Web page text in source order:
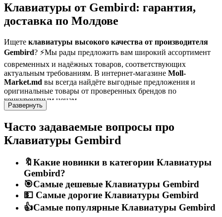
Клавиатуры от Gembird: гарантия,
доставка по Молдове
Ищете клавиатуры высокого качества от производителя
Gembird? ⚡Мы рады предложить вам широкий ассортимент
современных и надёжных товаров, соответствующих
актуальным требованиям. В интернет-магазине Moll-
Market.md вы всегда найдёте выгодные предложения и
оригинальные товары от проверенных брендов по
конкурентным ценам.
стандарты качества и инновации.Клавиатурыиз нашего
ассортимента тщательно отобраны, чтобы обеспечить
эффективное, безопасное и долговечное использование.
профессионального применения — у нас есть подходящие
решения.
⏰ Мы доставляем быстро и надёжно по всей Молдове —
включая Кишинёв, Бельцы, Кагул, Орхей, Единеци другие
города и сёла. Мы заботимся о том, чтобы каждый заказ был
доставлен в наилучшем виде, с правильной упаковкой и
Развернуть
Часто задаваемые вопросы про
Клавиатуры Gembird
🔖Какие новинки в категории Клавиатуры
Gembird?
🎯Самые дешевые Клавиатуры Gembird
💵 Самые дорогие Клавиатуры Gembird
👍Самые популярные Клавиатуры Gembird